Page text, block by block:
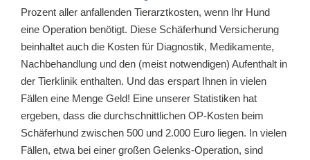
Prozent aller anfallenden Tierarztkosten, wenn Ihr Hund
eine Operation benötigt. Diese Schäferhund Versicherung
beinhaltet auch die Kosten für Diagnostik, Medikamente,
Nachbehandlung und den (meist notwendigen) Aufenthalt in
der Tierklinik enthalten. Und das erspart Ihnen in vielen
Fällen eine Menge Geld! Eine unserer Statistiken hat
ergeben, dass die durchschnittlichen OP-Kosten beim
Schäferhund zwischen 500 und 2.000 Euro liegen. In vielen
Fällen, etwa bei einer großen Gelenks-Operation, sind